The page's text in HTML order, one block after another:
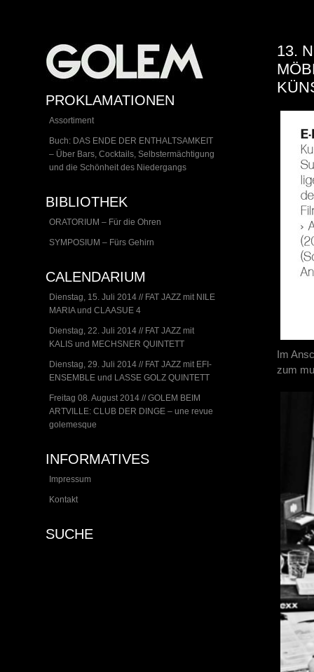
PROKLAMATIONEN
Assortiment
Buch: DAS ENDE DER ENTHALTSAMKEIT
– Über Bars, Cocktails, Selbstermächtigung
und die Schönheit des Niedergangs
BIBLIOTHEK
ORATORIUM – Für die Ohren
SYMPOSIUM – Fürs Gehirn
CALENDARIUM
Dienstag, 15. Juli 2014 // FAT JAZZ mit NILE
MARIA und CLAASUE 4
Dienstag, 22. Juli 2014 // FAT JAZZ mit
KALIS und MECHSNER QUINTETT
Dienstag, 29. Juli 2014 // FAT JAZZ mit EFI-
ENSEMBLE und LASSE GOLZ QUINTETT
Freitag 08. August 2014 // GOLEM BEIM
ARTVILLE: CLUB DER DINGE – une revue
golemesque
INFORMATIVES
Impressum
Kontakt
SUCHE
13.
Im
zum